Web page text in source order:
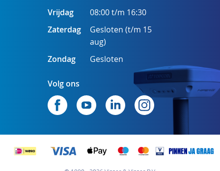
Vrijdag
08:00 t/m 16:30
Zaterdag
Gesloten (t/m 15
aug)
Zondag
Gesloten
Volg ons